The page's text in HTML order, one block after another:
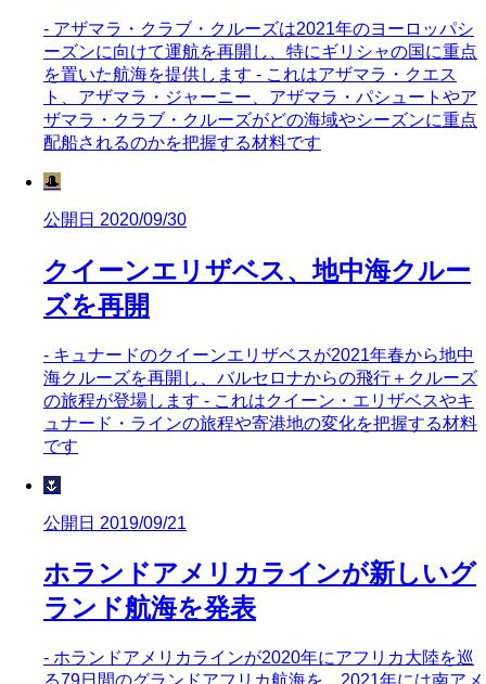
- アザマラ・クラブ・クルーズは2021年のヨーロッパシ
ーズンに向けて運航を再開し、特にギリシャの国に重点
を置いた航海を提供します - これはアザマラ・クエス
ト、アザマラ・ジャーニー、アザマラ・パシュートやア
ザマラ・クラブ・クルーズがどの海域やシーズンに重点
配船されるのかを把握する材料です
🎩
公開日 2020/09/30
クイーンエリザベス、地中海クルー
ズを再開
- キュナードのクイーンエリザベスが2021年春から地中
海クルーズを再開し、バルセロナからの飛行＋クルーズ
の旅程が登場します - これはクイーン・エリザベスやキ
ュナード・ラインの旅程や寄港地の変化を把握する材料
です
🌷
公開日 2019/09/21
ホランドアメリカラインが新しいグ
ランド航海を発表
- ホランドアメリカラインが2020年にアフリカ大陸を巡